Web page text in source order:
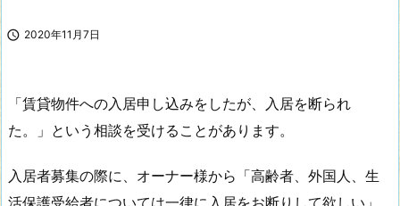
 2020年11月7日
「賃貸物件への入居申し込みをしたが、入居を断られ
た。」という相談を受けることがあります。
入居者募集の際に、オーナー様から「高齢者、外国人、生
活保護受給者については一律に入居をお断りして欲しい」